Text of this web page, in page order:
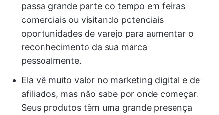
passa grande parte do tempo em feiras
comerciais ou visitando potenciais
oportunidades de varejo para aumentar o
reconhecimento da sua marca
pessoalmente.
Ela vê muito valor no marketing digital e de
afiliados, mas não sabe por onde começar.
Seus produtos têm uma grande presença